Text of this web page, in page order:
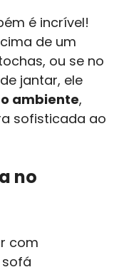
é incrível!
de um
ou se no
jantar, ele
ambiente,
sofisticada ao
no